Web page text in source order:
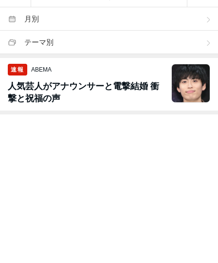
月別
テーマ別
速報 ABEMA
人気芸人がアナウンサーと電撃結婚 衝
撃と祝福の声